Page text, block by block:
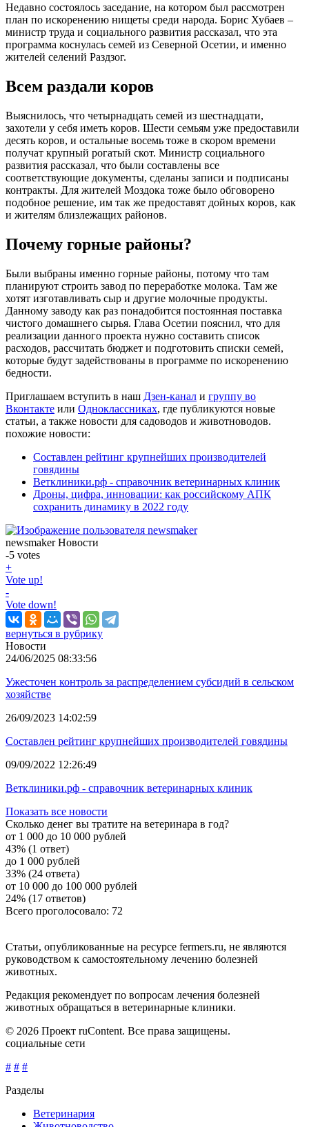
Недавно состоялось заседание, на котором был рассмотрен
план по искоренению нищеты среди народа. Борис Хубаев –
министр труда и социального развития рассказал, что эта
программа коснулась семей из Северной Осетии, и именно
жителей селений Раздзог.
Всем раздали коров
Выяснилось, что четырнадцать семей из шестнадцати,
захотели у себя иметь коров. Шести семьям уже предоставили
десять коров, и остальные восемь тоже в скором времени
получат крупный рогатый скот. Министр социального
развития рассказал, что были составлены все
соответствующие документы, сделаны записи и подписаны
контракты. Для жителей Моздока тоже было обговорено
подобное решение, им так же предоставят дойных коров, как
и жителям близлежащих районов.
Почему горные районы?
Были выбраны именно горные районы, потому что там
планируют строить завод по переработке молока. Там же
хотят изготавливать сыр и другие молочные продукты.
Данному заводу как раз понадобится постоянная поставка
чистого домашнего сырья. Глава Осетии пояснил, что для
реализации данного проекта нужно составить список
расходов, рассчитать бюджет и подготовить списки семей,
которые будут задействованы в программе по искоренению
бедности.
Приглашаем вступить в наш Дзен-канал и группу во
Вконтакте или Одноклассниках, где публикуются новые
статьи, а также новости для садоводов и животноводов.
похожие новости:
Составлен рейтинг крупнейших производителей
говядины
Ветклиники.рф - справочник ветеринарных клиник
Дроны, цифра, инновации: как российскому АПК
сохранить динамику в 2022 году
newsmaker Новости
-5 votes
+
Vote up!
-
Vote down!
вернуться в рубрику
Новости
24/06/2025 08:33:56
Ужесточен контроль за распределением субсидий в сельском
хозяйстве
26/09/2023 14:02:59
Составлен рейтинг крупнейших производителей говядины
09/09/2022 12:26:49
Ветклиники.рф - справочник ветеринарных клиник
Показать все новости
Сколько денег вы тратите на ветеринара в год?
от 1 000 до 10 000 рублей
43% (1 ответ)
до 1 000 рублей
33% (24 ответа)
от 10 000 до 100 000 рублей
24% (17 ответов)
Всего проголосовало: 72
Статьи, опубликованные на ресурсе fermers.ru, не являются
руководством к самостоятельному лечению болезней
животных.
Редакция рекомендует по вопросам лечения болезней
животных обращаться в ветеринарные клиники.
© 2026 Проект ruContent. Все права защищены.
социальные сети
# # #
Разделы
Ветеринария